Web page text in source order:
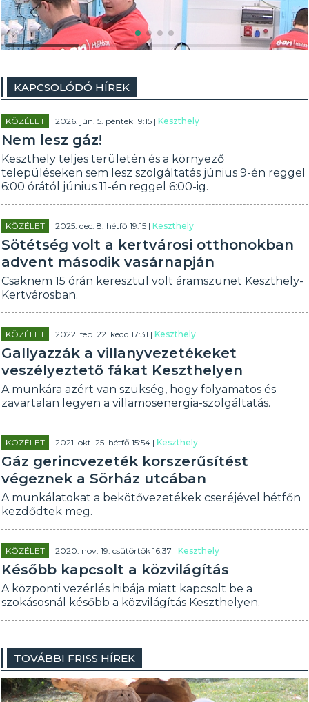
KAPCSOLÓDÓ HÍREK
KÖZÉLET | 2026. jún. 5. péntek 19:15 |Keszthely
Nem lesz gáz!
Keszthely teljes területén és a környező
településeken sem lesz szolgáltatás június 9-én reggel
6:00 órától június 11-én reggel 6:00-ig.
KÖZÉLET | 2025. dec. 8. hétfő 19:15 |Keszthely
Sötétség volt a kertvárosi otthonokban
advent második vasárnapján
Csaknem 15 órán keresztül volt áramszünet Keszthely-
Kertvárosban.
KÖZÉLET | 2022. feb. 22. kedd 17:31 |Keszthely
Gallyazzák a villanyvezetékeket
veszélyeztető fákat Keszthelyen
A munkára azért van szükség, hogy folyamatos és
zavartalan legyen a villamosenergia-szolgáltatás.
KÖZÉLET | 2021. okt. 25. hétfő 15:54 |Keszthely
Gáz gerincvezeték korszerűsítést
végeznek a Sörház utcában
A munkálatokat a bekötővezetékek cseréjével hétfőn
kezdődtek meg.
KÖZÉLET | 2020. nov. 19. csütörtök 16:37 |Keszthely
Később kapcsolt a közvilágítás
A központi vezérlés hibája miatt kapcsolt be a
szokásosnál később a közvilágítás Keszthelyen.
TOVÁBBI FRISS HÍREK